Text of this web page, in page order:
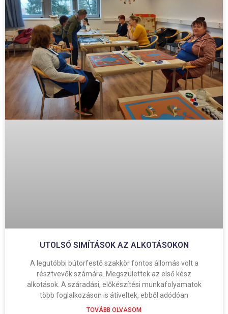
UTOLSÓ SIMÍTÁSOK AZ ALKOTÁSOKON
A legutóbbi bútorfestő szakkör fontos állomás volt a
résztvevők számára. Megszülettek az első kész
alkotások. A száradási, előkészítési munkafolyamatok
több foglalkozáson is átíveltek, ebből adódóan
TOVÁBB OLVASOM